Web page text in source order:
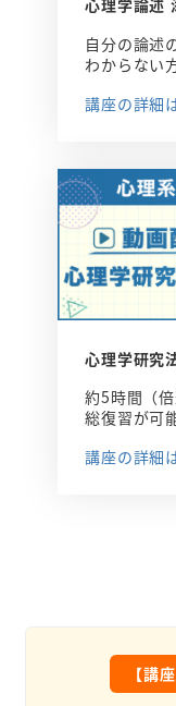
心理学論述
自分の論述
わからない
講座の詳細
心理学研究
約5時間（
総復習が可能
講座の詳細
【講